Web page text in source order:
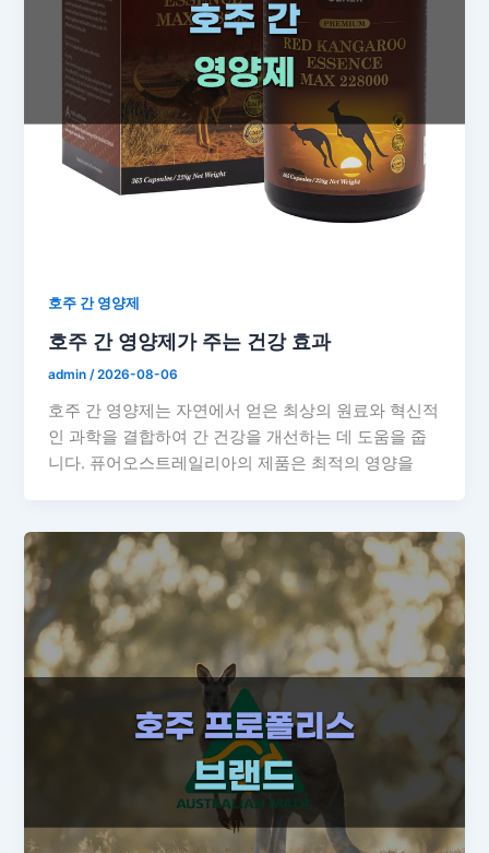
호주 간 영양제
호주 간 영양제가 주는 건강 효과
admin/2026-08-06
호주 간 영양제는 자연에서 얻은 최상의 원료와 혁신적
인 과학을 결합하여 간 건강을 개선하는 데 도움을 줍
니다. 퓨어오스트레일리아의 제품은 최적의 영양을